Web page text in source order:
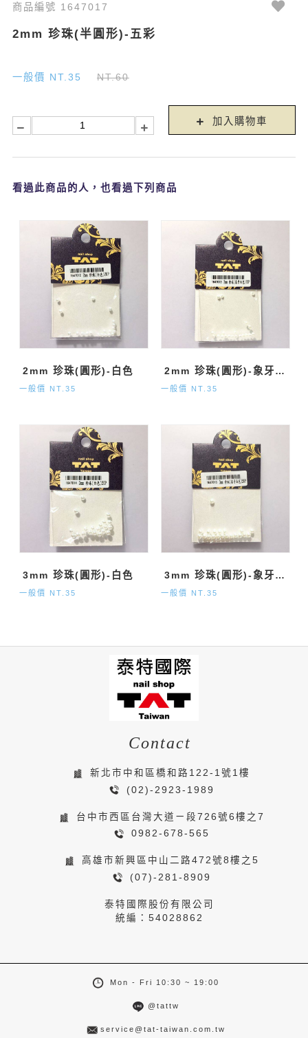
商品編號 1647017
2mm 珍珠(半圓形)-五彩
一般價 NT.35 NT.60
加入購物車
看過此商品的人，也看過下列商品
2mm 珍珠(圓形)-白色
一般價 NT.35
2mm 珍珠(圓形)-象牙白色
一般價 NT.35
3mm 珍珠(圓形)-白色
一般價 NT.35
3mm 珍珠(圓形)-象牙白色
一般價 NT.35
Contact
新北市中和區橋和路122-1號1樓
(02)-2923-1989
台中市西區台灣大道ㄧ段726號6樓之7
0982-678-565
高雄市新興區中山二路472號8樓之5
(07)-281-8909
泰特國際股份有限公司
統編：54028862
Mon - Fri 10:30 ~ 19:00
@tattw
service@tat-taiwan.com.tw